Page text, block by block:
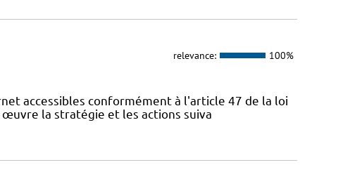
relevance: 100%
accessibles conformément à l'article 47 de la loi
la stratégie et les actions suiva